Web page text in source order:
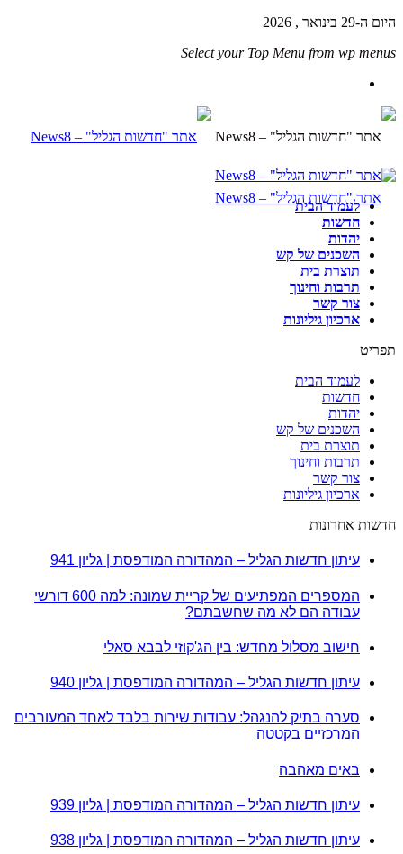
היום ה-29 בינואר , 2026
Select your Top Menu from wp menus
לעמוד הבית
חדשות
יהדות
השכנים של קש
תוצרת בית
תרבות וחינוך
צור קשר
ארכיון גיליונות
תפריט
לעמוד הבית
חדשות
יהדות
השכנים של קש
תוצרת בית
תרבות וחינוך
צור קשר
ארכיון גיליונות
חדשות אחרונות
עיתון חדשות הגליל – המהדורה המודפסת | גליון 941
המספרים המפתיעים של קריית שמונה: למה 600 דורשי
עבודה הם לא מה שחשבתם?
חישוב מסלול מחדש: בין הג'קוזי לבבא סאלי
עיתון חדשות הגליל – המהדורה המודפסת | גליון 940
סערה בתיק להנגהל: עבודות שירות בלבד לאחד המעורבים
המרכזיים בקטטה
באים מאהבה
עיתון חדשות הגליל – המהדורה המודפסת | גליון 939
עיתון חדשות הגליל – המהדורה המודפסת | גליון 938